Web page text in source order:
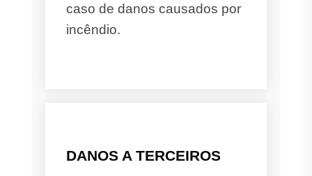
caso de danos causados por
incêndio.
DANOS A TERCEIROS